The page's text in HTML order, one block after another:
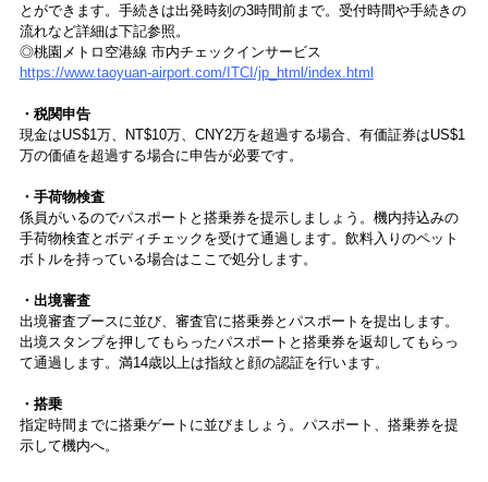
とができます。手続きは出発時刻の3時間前まで。受付時間や手続きの
流れなど詳細は下記参照。
◎桃園メトロ空港線 市内チェックインサービス
https://www.taoyuan-airport.com/ITCI/jp_html/index.html
・税関申告
現金はUS$1万、NT$10万、CNY2万を超過する場合、有価証券はUS$1
万の価値を超過する場合に申告が必要です。
・手荷物検査
係員がいるのでパスポートと搭乗券を提示しましょう。機内持込みの
手荷物検査とボディチェックを受けて通過します。飲料入りのペット
ボトルを持っている場合はここで処分します。
・出境審査
出境審査ブースに並び、審査官に搭乗券とパスポートを提出します。
出境スタンプを押してもらったパスポートと搭乗券を返却してもらっ
て通過します。満14歳以上は指紋と顔の認証を行います。
・搭乗
指定時間までに搭乗ゲートに並びましょう。パスポート、搭乗券を提
示して機内へ。